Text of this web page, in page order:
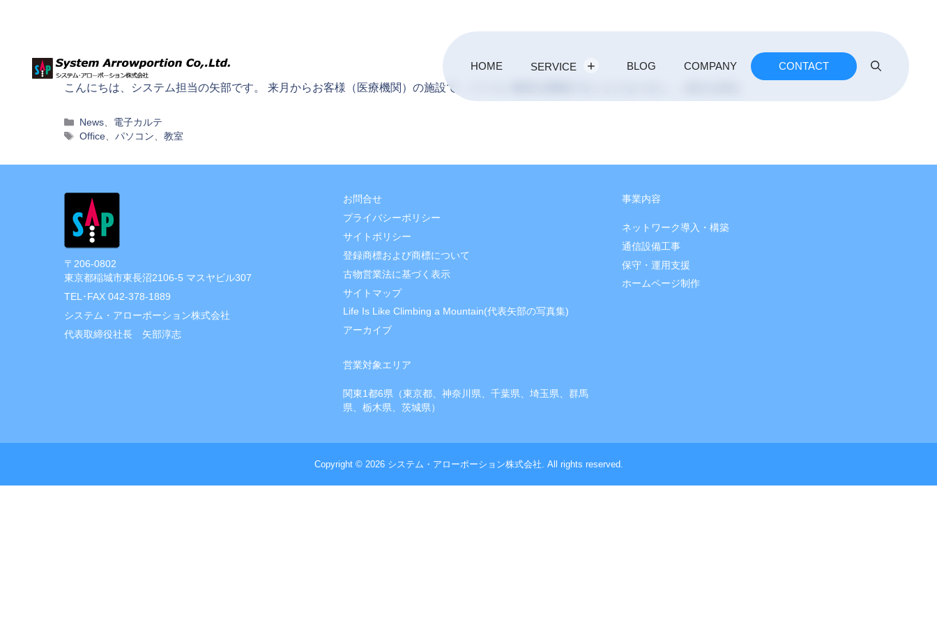
HOME SERVICE BLOG COMPANY
CONTACT
こんにちは、システム担当の矢部です。 来月からお客様（医療機関）の施設で、パソコン教室を開催することになりまし …
カ
テ
リ
News、 電子カルテ
タ
Office、 パソコン、 教室
〒206-0802
東京都稲城市東長沼2106-5 マスヤビル307
TEL･FAX 042-378-1889
システム・アローポーション株式会社
代表取締役社長 矢部淳志
お問合せ
プライバシーポリシー
サイトポリシー
登録商標および商標について
古物営業法に基づく表示
サイトマップ
Life Is Like Climbing a Mountain(代表矢部の写真集)
アーカイブ
営業対象エリア
関東1都6県（東京都、神奈川県、千葉県、埼玉県、群馬
県、栃木県、茨城県）
事業内容
ネットワーク導入・構築
通信設備工事
保守・運用支援
ホームページ制作
Copyright © 2026 システム・アローポーション株式会社 . All rights reserved.